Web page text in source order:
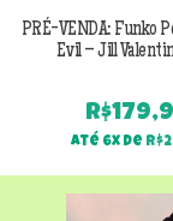
PRÉ-VENDA: Funko
Evil – Jill
R$
Até 6x de R$